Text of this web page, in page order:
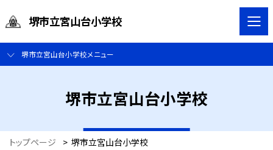
堺市立宮山台小学校
堺市立宮山台小学校メニュー
堺市立宮山台小学校
トップページ > 堺市立宮山台小学校